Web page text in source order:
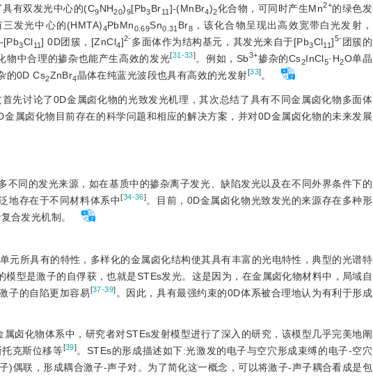
有双发光中心的(C9NH20)9[Pb3Br11 ]-(MnBr4)2化合物，可同时产生Mn2+的绿色发
发光中心的(HMTA)4PbMn0.69Sn0.31 Br8 ，该化合物呈现出高效宽带白光发射，
-[Pb3Cl11] 0D团簇，[ZnCl4]2-多面体作为结构基元，其发光来自于[Pb3Cl11]5-团簇的
物中合理的掺杂也能产生高效的发光[31-33] 。例如，Sb3+掺杂的Cs2InCl5·H2O单晶
的0D Cs2ZnBr4晶体在纯蓝光波段也具有高效的光发射[33] 。
先讨论了0D金属卤化物的光致发光机理，其次总结了具有不同金属卤化物多面体
属卤化物目前存在的科学问题和相应的解决方案，并对0D金属卤化物的未来发展
不同的发光来源，如在基质中的掺杂离子发光、缺陷发光以及在不同外界条件下的
地存在于不同材料体系中[34-36]。目前，0D金属卤化物光致发光的来源存在多种形
合发光机制。
元所具有的特性，多样化的金属卤化结构使其具有丰富的光电特性，典型的光谱特
型是激子的自俘获，也就是STEs发光。这是因为，在金属卤化物材料中，局域自
子的自陷更加容易[37-39] 。因此，具有最强约束的0D体系被合理地认为有利于形成
卤化物体系中，研究者对STEs发射模型进行了深入的研究，该模型几乎完美地阐
克斯位移等[39]。STEs的形成描述如下:光激发的电子与空穴形成束缚的电子-空穴
)偶联，形成耦合激子-声子对。为了简化这一概念，可以将激子-声子耦合看成是包